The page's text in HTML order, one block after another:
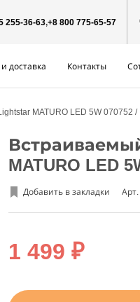
255-36-63,+8 800 775-65-57
доставка Контакты
MATURO LED 5W 070752
MATURO LED
Добавить в закладки
1 499 ₽